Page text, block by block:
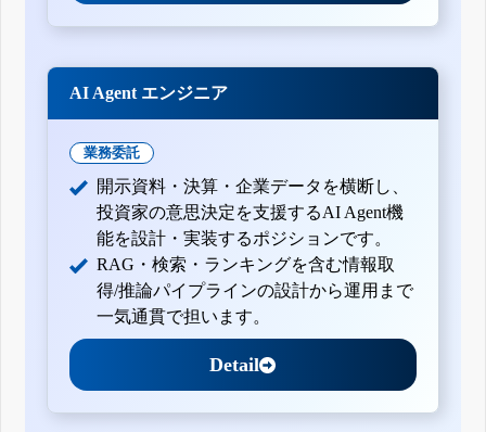
AI Agent エンジニア
業務委託
開示資料・決算・企業データを横断し、
投資家の意思決定を支援するAI Agent機
能を設計・実装するポジションです。
RAG・検索・ランキングを含む情報取
得/推論パイプラインの設計から運用まで
一気通貫で担います。
Detail